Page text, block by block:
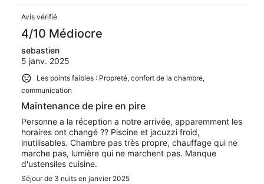
température bien trop élevée à l'arrivée et pour la
première nuit. Les meubles sont usés, le vernis s'écaille.
Le spa est trop froid pour y rester. L'accueil étant fermé
la plupart du temps il manque un plan où des indications
pour trouver une chambre par son numéro.
Avis vérifié
4/10 Médiocre
sebastien
5 janv. 2025
Les points faibles : Propreté, confort de la chambre,
communication
Maintenance de pire en pire
Personne a la réception a notre arrivée, apparemment les
horaires ont changé ?? Piscine et jacuzzi froid,
inutilisables. Chambre pas très propre, chauffage qui ne
marche pas, lumière qui ne marchent pas. Manque
d'ustensiles cuisine.
Séjour de 3 nuits en janvier 2025